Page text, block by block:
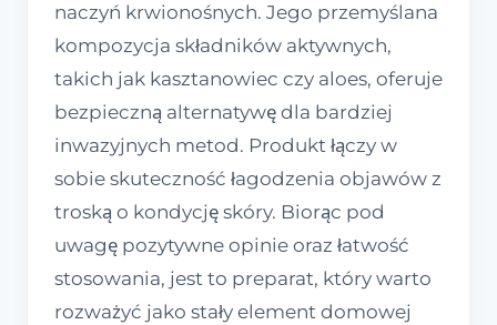
naczyń krwionośnych. Jego przemyślana
kompozycja składników aktywnych,
takich jak kasztanowiec czy aloes, oferuje
bezpieczną alternatywę dla bardziej
inwazyjnych metod. Produkt łączy w
sobie skuteczność łagodzenia objawów z
troską o kondycję skóry. Biorąc pod
uwagę pozytywne opinie oraz łatwość
stosowania, jest to preparat, który warto
rozważyć jako stały element domowej